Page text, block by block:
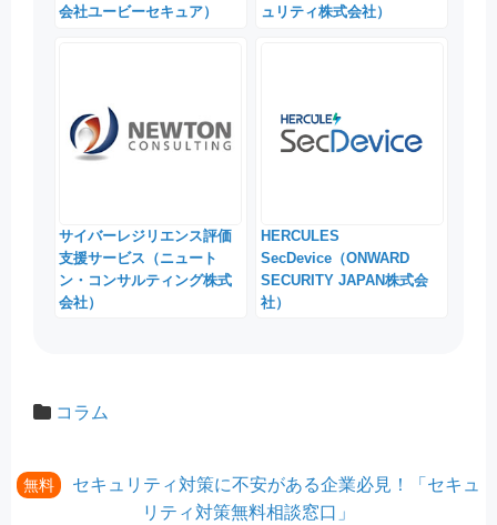
会社ユービーセキュア）
ュリティ株式会社）
サイバーレジリエンス評価
支援サービス（ニュート
ン・コンサルティング株式
会社）
HERCULES
SecDevice（ONWARD
SECURITY JAPAN株式会
社）
コラム
無料
セキュリティ対策に不安がある企業必見！「セキュ
リティ対策無料相談窓口」